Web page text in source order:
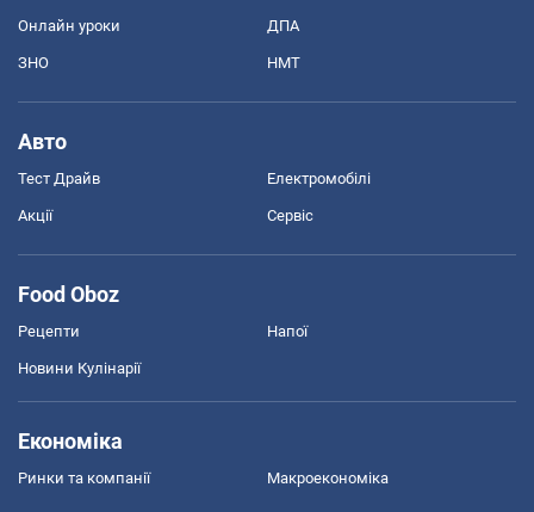
Онлайн уроки ДПА
ЗНО НМТ
Авто
Тест Драйв Електромобілі
Акції Сервіс
Food Oboz
Рецепти Напої
Новини Кулінарії
Економіка
Ринки та компанії Макроекономіка